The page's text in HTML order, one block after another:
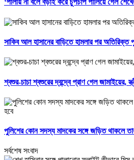
‘পালায় না বলে বড়াই করে চুপচাপ পালিয়ে গেল
সাকিব আল হাসানের বাড়িতে হামলার পর অতিরিক্ত
শ্বশুর-চাচা শ্বশুরের দ্বন্দ্বে প্রাণ গেল জামাইয়ের,
পুলিশের কোন সদস্য মাদকের সঙ্গে জড়িত থাকলে
সর্বশেষ সংবাদ